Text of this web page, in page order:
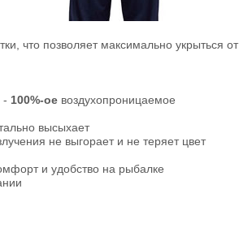
что позволяет максимально укрыться от
- 100%-ое воздухопроницаемое
высыхает
не выгорает и не теряет цвет
и удобство на рыбалке